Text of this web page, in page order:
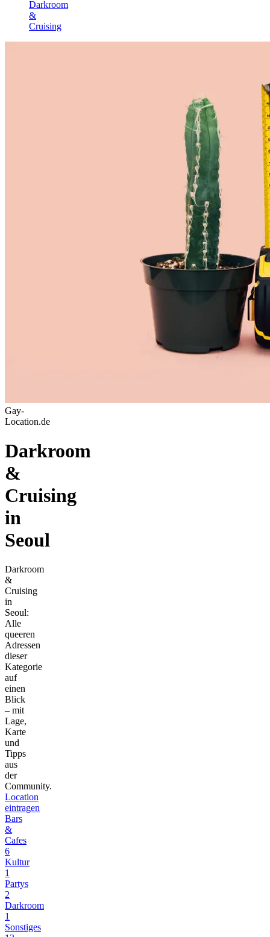
Darkroom
&
Cruising
Gay-
Location.de
Darkroom
&
Cruising
in
Seoul
Darkroom
&
Cruising
in
Seoul:
Alle
queeren
Adressen
dieser
Kategorie
auf
einen
Blick
– mit
Lage,
Karte
und
Tipps
aus
der
Community.
Location
eintragen
Bars
&
Cafes
6
Kultur
1
Partys
2
Darkroom
1
Sonstiges